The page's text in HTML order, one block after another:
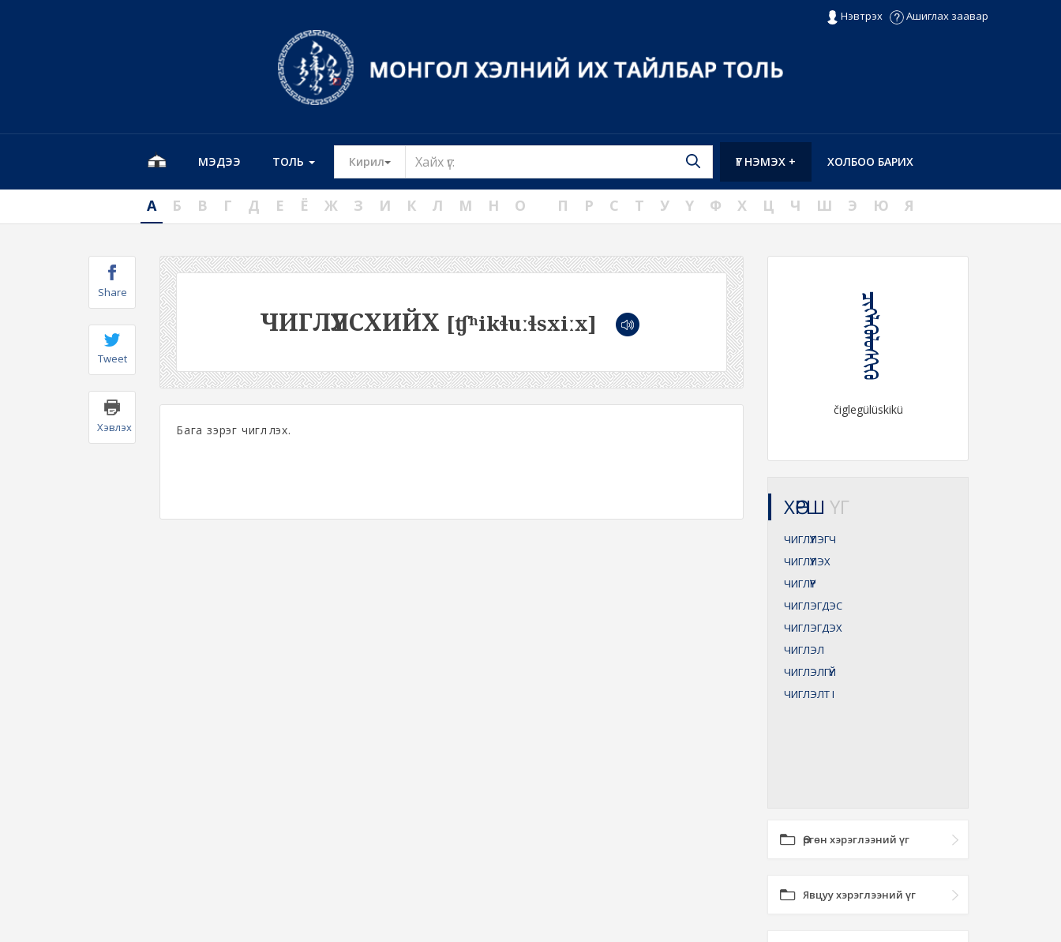
Нэвтрэх Ашиглах заавар
МЭДЭЭ ТОЛЬ Кирил Toggle Dropdown ХОЛБОО БАРИХ
ҮГ НЭМЭХ +
А Б В Г Д Е Ё Ж З И К Л М Н О П Р С Т У Ү Ф Х Ц Ч Ш Э Ю Я
Share
Tweet
Хэвлэх
ЧИГЛҮҮЛСХИЙХ [ʧʰikɬuːɬsxiːx]
Бага зэрэг чиглүүлэх.
ᠴᠢᠭᠯᠡᠭᠦᠯᠦᠰᠬᠢᠬᠦ
čiglegülüskikü
ХӨРШ ҮГ
ЧИГЛҮҮЛЭГЧ
ЧИГЛҮҮЛЭХ
ЧИГЛҮҮР
ЧИГЛЭГДЭС
ЧИГЛЭГДЭХ
ЧИГЛЭЛ
ЧИГЛЭЛГҮЙ
ЧИГЛЭЛТI
Өргөн хэрэглээний үг
Явцуу хэрэглээний үг